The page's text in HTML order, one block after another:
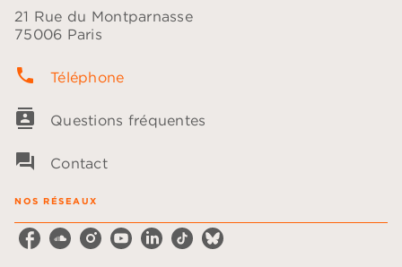
21 Rue du Montparnasse
75006 Paris
phone Téléphone
contacts Questions fréquentes
question_answer Contact
NOS RÉSEAUX